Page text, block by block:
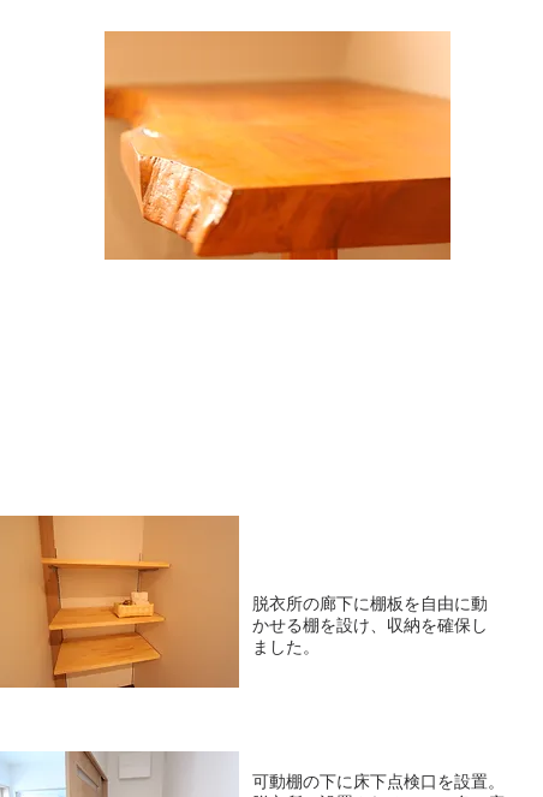
脱衣所の廊下に棚板を自由に動
かせる棚を設け、収納を確保し
ました。
可動棚の下に床下点検口を設置。